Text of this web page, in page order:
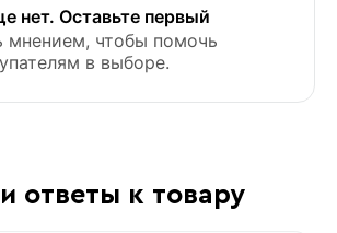
нет. Оставьте первый
мнением, чтобы помочь
в выборе.
ответы к товару